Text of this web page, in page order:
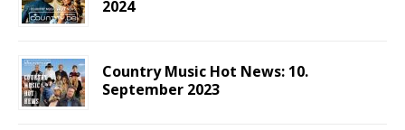
2024
Country Music Hot News: 10.
September 2023